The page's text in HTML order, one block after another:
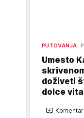
PUTOVANJA
Umesto
doživeti
dolce